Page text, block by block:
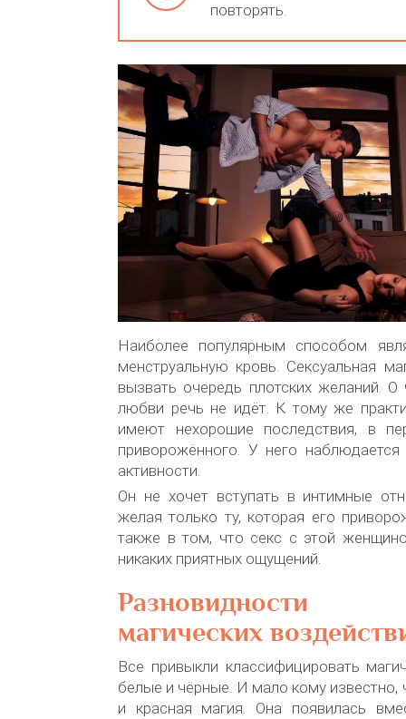
повторять.
Наиболее популярным способом
менструальную кровь. Сексуальная
вызвать очередь плотских желаний.
любви речь не идёт. К тому же
имеют нехорошие последствия, в
приворожённого. У него
активности.
Он не хочет вступать в интимные
желая только ту, которая его
также в том, что секс с этой
никаких приятных ощущений.
Разновидности
магических
Все привыкли классифицировать
белые и чёрные. И мало кому известно,
и красная магия. Она появилась